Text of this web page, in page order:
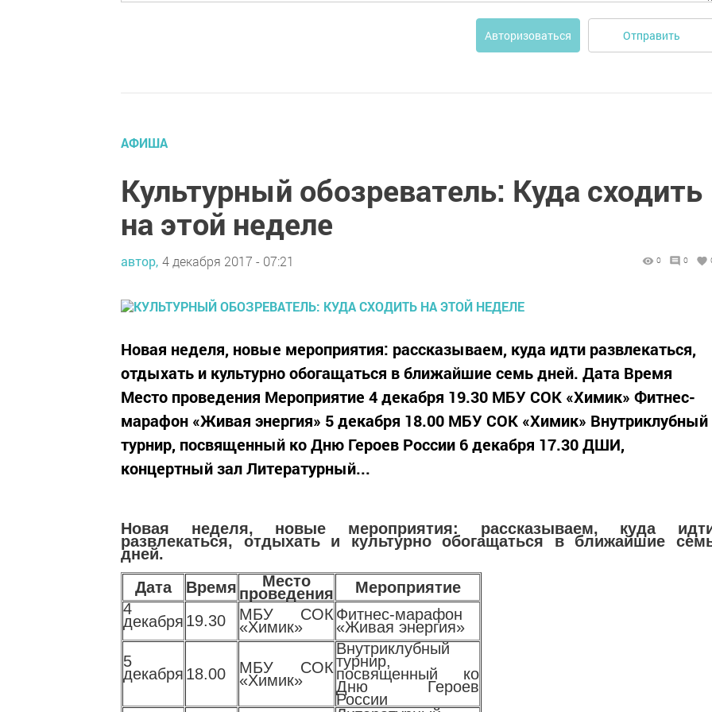
Авторизоваться Отправить
АФИША
Культурный обозреватель: Куда сходить
на этой неделе
автор, 4 декабря 2017 - 07:21 0 0
Новая неделя, новые мероприятия: рассказываем, куда идти развлекаться,
отдыхать и культурно обогащаться в ближайшие семь дней. Дата Время
Место проведения Мероприятие 4 декабря 19.30 МБУ СОК «Химик» Фитнес-
марафон «Живая энергия» 5 декабря 18.00 МБУ СОК «Химик» Внутриклубный
турнир, посвященный ко Дню Героев России 6 декабря 17.30 ДШИ,
концертный зал Литературный...
Новая неделя, новые мероприятия: рассказываем, куда
развлекаться, отдыхать и культурно обогащаться в ближайшие
дней.
Дата
Время Место
проведения
Мероприятие
4
декабря 19.30 МБУ СОК
«Химик»
Фитнес-марафон
«Живая энергия»
5
декабря 18.00 МБУ СОК
«Химик»
Внутриклубный
турнир,
посвященный ко
Дню Героев
России